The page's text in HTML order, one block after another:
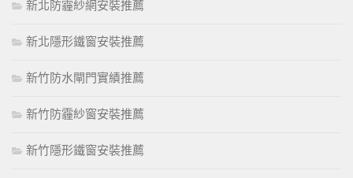
新北防霾紗網安裝推薦
新北隱形鐵窗安裝推薦
新竹防水閘門實績推薦
新竹防霾紗窗安裝推薦
新竹隱形鐵窗安裝推薦